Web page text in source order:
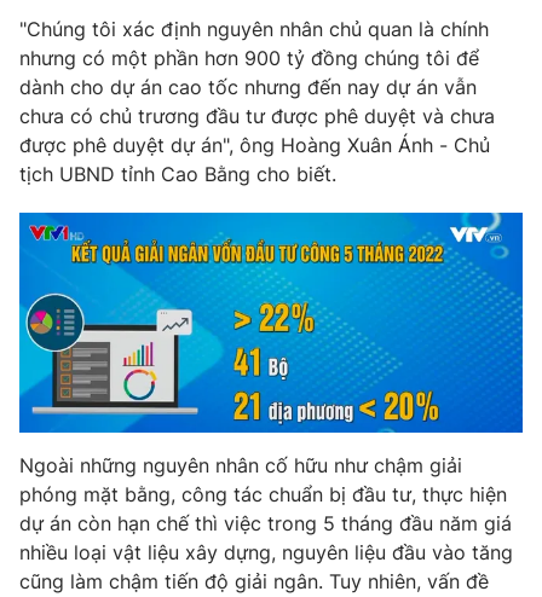
Photo Infographic
Video Shorts video
VTV Money VTV Thể thao
VTV Sức khoẻ Bất động sản
Thị trường 24h Tấm lòng Việt
VTV4 Vươn mình bằng AI
VTV9 VTV8
Liên hệ tòa soạn English
"Chúng tôi xác định nguyên nhân chủ quan là chính
nhưng có một phần hơn 900 tỷ đồng chúng tôi để
dành cho dự án cao tốc nhưng đến nay dự án vẫn
chưa có chủ trương đầu tư được phê duyệt và chưa
được phê duyệt dự án", ông Hoàng Xuân Ánh - Chủ
tịch UBND tỉnh Cao Bằng cho biết.
Ngoài những nguyên nhân cố hữu như chậm giải
phóng mặt bằng, công tác chuẩn bị đầu tư, thực hiện
dự án còn hạn chế thì việc trong 5 tháng đầu năm giá
nhiều loại vật liệu xây dựng, nguyên liệu đầu vào tăng
cũng làm chậm tiến độ giải ngân. Tuy nhiên, vấn đề